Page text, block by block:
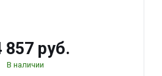
857 руб.
В наличии